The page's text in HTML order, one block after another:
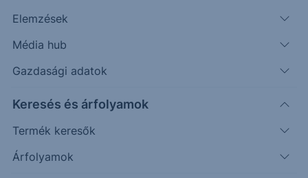
Elemzések
Média hub
Gazdasági adatok
Keresés és árfolyamok
Termék keresők
Árfolyamok